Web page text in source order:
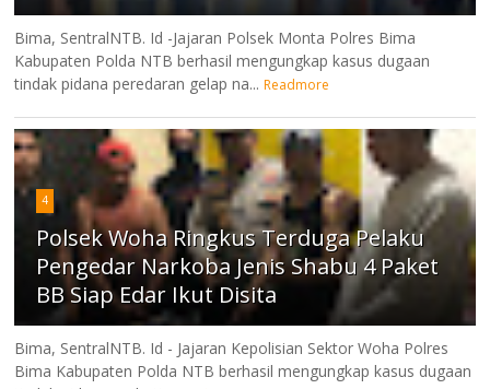
Bima, SentralNTB. Id -Jajaran Polsek Monta Polres Bima
Kabupaten Polda NTB berhasil mengungkap kasus dugaan
tindak pidana peredaran gelap na... Readmore
4
Polsek Woha Ringkus Terduga Pelaku
Pengedar Narkoba Jenis Shabu 4 Paket
BB Siap Edar Ikut Disita
Bima, SentralNTB. Id - Jajaran Kepolisian Sektor Woha Polres
Bima Kabupaten Polda NTB berhasil mengungkap kasus dugaan